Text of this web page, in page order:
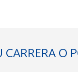
CARRERA O